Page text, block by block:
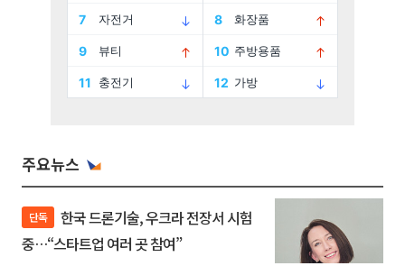
주요뉴스
단독
중…“스타트업 여러 곳 참여”